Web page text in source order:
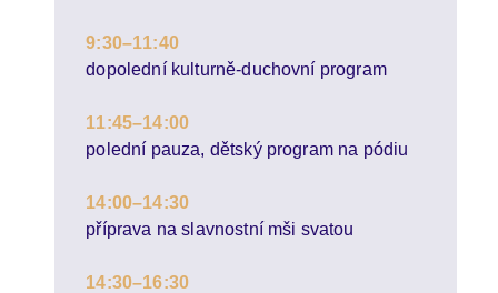
9:30–11:40
dopolední kulturně-duchovní program
11:45–14:00
polední pauza, dětský program na pódiu
14:00–14:30
příprava na slavnostní mši svatou
14:30–16:30